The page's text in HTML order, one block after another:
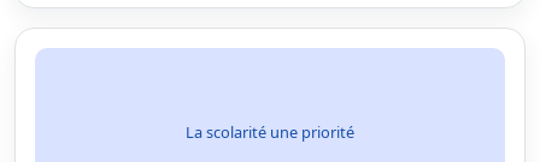
La scolarité une priorité